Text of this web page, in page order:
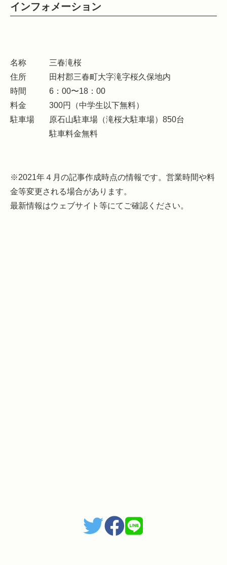
インフォメーション
名称
三春滝桜
住所
田村郡三春町大字滝字桜久保地内
時間
6：00〜18：00
料金
300円（中学生以下無料）
駐車場
原石山駐車場（滝桜大駐車場）850台
駐車料金無料
※2021年４月の記事作成時点の情報です。営業時間や料
金等変更される場合があります。
最新情報はウェブサイト等にてご確認ください。